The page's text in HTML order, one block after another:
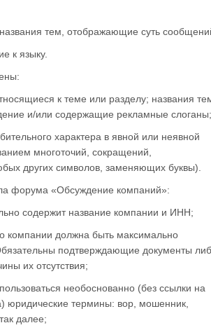
тем, отображающие суть
к языку.
к теме или разделу; названия
и/или содержащие рекламные слоганы;
характера в явной или неявной
многоточий, сокращений,
других символов, заменяющих буквы).
форума «Обсуждение компаний»:
содержит название компании и ИНН;
компании должна быть максимально
подтверждающие документы
их отсутствия;
необоснованно (без ссылки на
юридические термины: вор, мошенник,
далее;